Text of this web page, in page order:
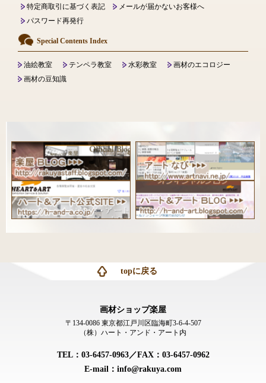
特定商取引に基づく表記
メールが届かないお客様へ
パスワード再発行
Special Contents Index
油絵教室 テンペラ教室 水彩教室
画材のエコロジー
画材の豆知識
topに戻る
画材ショップ楽屋
〒134-0086 東京都江戸川区臨海町3-6-4-507
（株）ハート・アンド・アート内
TEL：03-6457-0963／FAX：03-6457-0962
E-mail：info@rakuya.com